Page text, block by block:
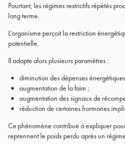
Pourtant, les régimes restrictifs répétés
long terme.
L’organisme perçoit la restriction
potentielle.
Il adapte alors plusieurs paramètres :
diminution des dépenses
augmentation de la faim ;
augmentation des signaux de
réduction de certaines hormones
Ce phénomène contribue à expliquer
reprennent le poids perdu après un